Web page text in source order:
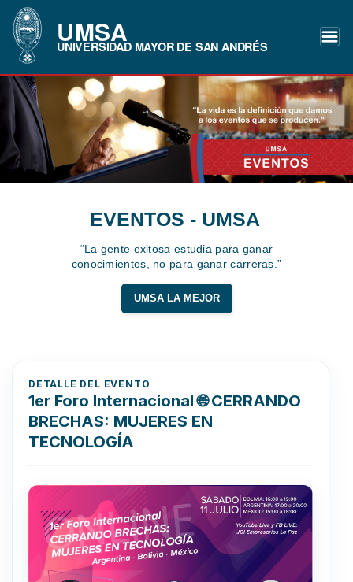
UMSA
UNIVERSIDAD MAYOR DE SAN ANDRÉS
EVENTOS - UMSA
“La gente exitosa estudia para ganar
conocimientos, no para ganar carreras.”
UMSA LA MEJOR
DETALLE DEL EVENTO
1er Foro Internacional 🌐 CERRANDO
BRECHAS: MUJERES EN
TECNOLOGÍA